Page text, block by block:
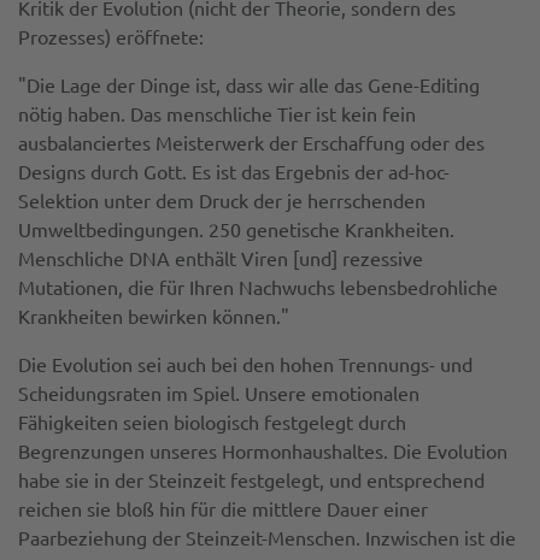
Kritik der Evolution (nicht der Theorie, sondern des
Prozesses) eröffnete:
"Die Lage der Dinge ist, dass wir alle das Gene-Editing
nötig haben. Das menschliche Tier ist kein fein
ausbalanciertes Meisterwerk der Erschaffung oder des
Designs durch Gott. Es ist das Ergebnis der ad-hoc-
Selektion unter dem Druck der je herrschenden
Umweltbedingungen. 250 genetische Krankheiten.
Menschliche DNA enthält Viren [und] rezessive
Mutationen, die für Ihren Nachwuchs lebensbedrohliche
Krankheiten bewirken können."
Die Evolution sei auch bei den hohen Trennungs- und
Scheidungsraten im Spiel. Unsere emotionalen
Fähigkeiten seien biologisch festgelegt durch
Begrenzungen unseres Hormonhaushaltes. Die Evolution
habe sie in der Steinzeit festgelegt, und entsprechend
reichen sie bloß hin für die mittlere Dauer einer
Paarbeziehung der Steinzeit-Menschen. Inzwischen ist die